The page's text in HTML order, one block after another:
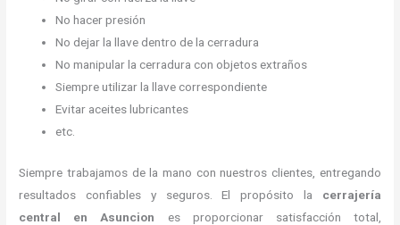
No hacer presión
No dejar la llave dentro de la cerradura
No manipular la cerradura con objetos extraños
Siempre utilizar la llave correspondiente
Evitar aceites lubricantes
etc.
Siempre trabajamos de la mano con nuestros clientes, entregando
resultados confiables y seguros. El propósito la cerrajería
central
en Asuncion es proporcionar satisfacción total,